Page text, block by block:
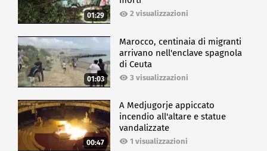
01:29 2 visualizzazioni
01:03
Marocco, centinaia di migranti
arrivano nell'enclave spagnola
di Ceuta
3 visualizzazioni
00:47
A Medjugorje appiccato
incendio all'altare e statue
vandalizzate
1 visualizzazioni